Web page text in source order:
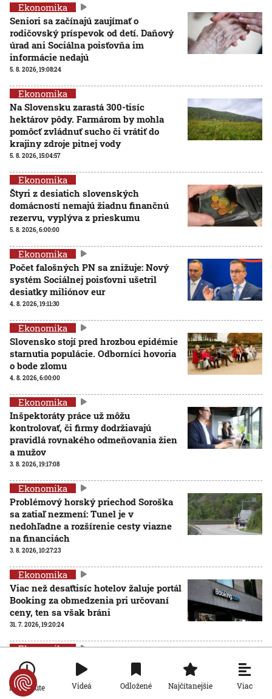
Ekonomika
Seniori sa začínajú zaujímať o
rodičovský príspevok od detí. Daňový
úrad ani Sociálna poisťovňa im
informácie nedajú
5. 8. 2026, 19:08:24
Ekonomika
Na Slovensku zarastá 300-tisíc
hektárov pôdy. Farmárom by mohla
pomôcť zvládnuť sucho či vrátiť do
krajiny zdroje pitnej vody
5. 8. 2026, 15:04:57
Ekonomika
Štyri z desiatich slovenských
domácností nemajú žiadnu finančnú
rezervu, vyplýva z prieskumu
5. 8. 2026, 6:00:00
Ekonomika
Počet falošných PN sa znižuje: Nový
systém Sociálnej poisťovni ušetril
desiatky miliónov eur
4. 8. 2026, 19:11:30
Ekonomika
Slovensko stojí pred hrozbou epidémie
starnutia populácie. Odborníci hovoria
o bode zlomu
4. 8. 2026, 6:00:00
Ekonomika
Inšpektoráty práce už môžu
kontrolovať, či firmy dodržiavajú
pravidlá rovnakého odmeňovania žien
a mužov
3. 8. 2026, 19:17:08
Ekonomika
Problémový horský priechod Soroška
sa zatiaľ nezmení: Tunel je v
nedohľadne a rozšírenie cesty viazne
na financiách
3. 8. 2026, 10:27:23
Ekonomika
Viac než desaťtisíc hotelov žaluje portál
Booking za obmedzenia pri určovaní
ceny, ten sa však bráni
31. 7. 2026, 19:20:24
Ekonomika
Plyn zlacnel, domácnosti by zaň mohli
platiť menej. Isté to však nie je
31. 7. 2026, 19:15:31
Po minúte Videá Odložené Najčítanejšie Viac